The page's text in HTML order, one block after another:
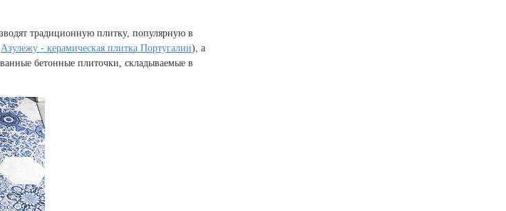
традиционную плитку, популярную в
Азулежу - керамическая плитка Португалии), а
бетонные плиточки, складываемые в